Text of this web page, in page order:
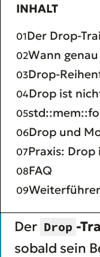
INHALT
Der Drop-
Wann
Drop-
Drop ist
Drop und
Praxis: Drop
FAQ
Der Drop -
sobald sein